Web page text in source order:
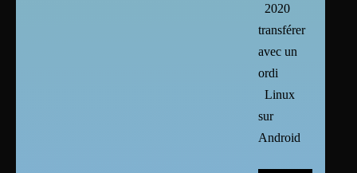
2020
transférer
avec un
ordi
Linux
sur
Android